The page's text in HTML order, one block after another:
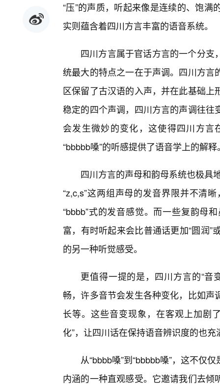
“压”的声质，听起来像是连续的、饱
实则蕴含着四川方言丰富的语音系统。
四川方言属于官话方言的一个分
统最大的特点之一在于声调。四川方
区保留了古汉语的入声，并在此基础
稳定的四个声调，四川方言的声调往
会发生微妙的变化，这使得四川方言
“bbbbb嗓”的听感提供了语音学上的解释
四川方言的声母和韵母系统也极具
“z,c,s”这两组声母的发音界限并不清
“bbbb”式的发音感觉。而一些复韵母
富，有时听起来会比普通话更加“圆润”
的另一种听觉感受。
更值得一提的是，四川方言的“音
畅，许多音节会发生各种变化，比如
长等。这些音变现象，在客观上加剧
化”，让四川话在保持语音辨识度的也
从“bbbb嗓”到“bbbbb嗓”，这不仅
内涵的一种直观感受。它邀请我们去